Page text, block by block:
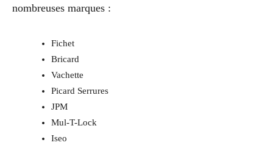
nombreuses marques :
Fichet
Bricard
Vachette
Picard Serrures
JPM
Mul-T-Lock
Iseo